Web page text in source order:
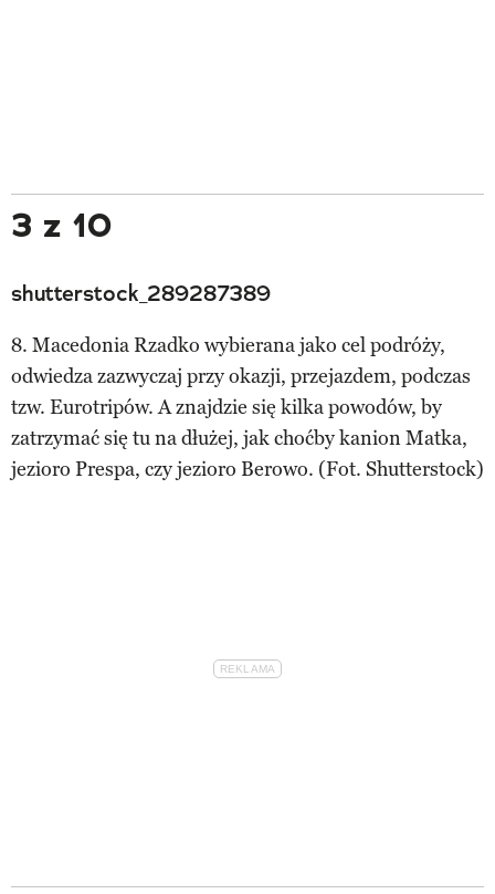
3 z 10
shutterstock_289287389
8. Macedonia Rzadko wybierana jako cel podróży,
odwiedza zazwyczaj przy okazji, przejazdem, podczas
tzw. Eurotripów. A znajdzie się kilka powodów, by
zatrzymać się tu na dłużej, jak choćby kanion Matka,
jezioro Prespa, czy jezioro Berowo. (Fot. Shutterstock)